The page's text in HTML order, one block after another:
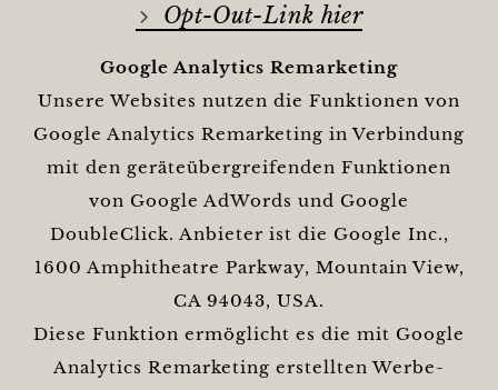
Opt-Out-Link hier
Google Analytics Remarketing
Unsere Websites nutzen die Funktionen von
Google Analytics Remarketing in Verbindung
mit den geräteübergreifenden Funktionen
von Google AdWords und Google
DoubleClick. Anbieter ist die Google Inc.,
1600 Amphitheatre Parkway, Mountain View,
CA 94043, USA.
Diese Funktion ermöglicht es die mit Google
Analytics Remarketing erstellten Werbe-